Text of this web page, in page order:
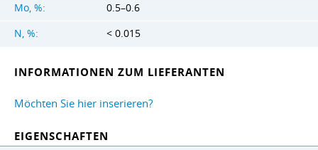
Mo, %:
0.5–0.6
N, %:
< 0.015
INFORMATIONEN ZUM LIEFERANTEN
Möchten Sie hier inserieren?
EIGENSCHAFTEN